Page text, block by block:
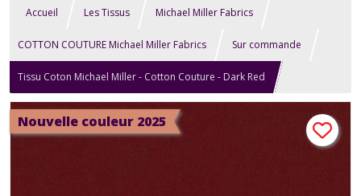
Accueil Les Tissus Michael Miller Fabrics
COTTON COUTURE Michael Miller Fabrics Sur commande
Tissu Coton Michael Miller - Cotton Couture - Dark Red
Nouvelle couleur 2025